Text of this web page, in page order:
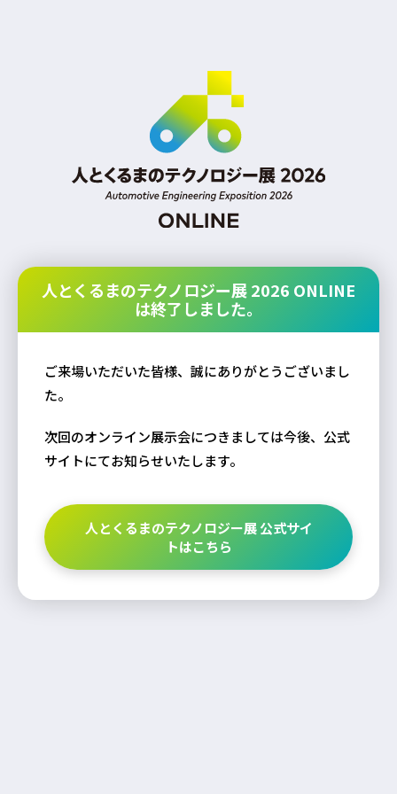
人とくるまのテクノロジー展 2026 ONLINE
は終了しました。
ご来場いただいた皆様、誠にありがとうございまし
た。
次回のオンライン展示会につきましては今後、公式
サイトにてお知らせいたします。
人とくるまのテクノロジー展 公式サイ
トはこちら